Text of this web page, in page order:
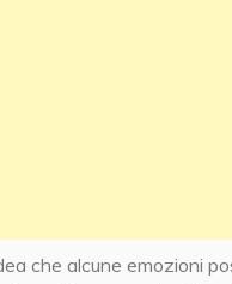
che alcune emozioni